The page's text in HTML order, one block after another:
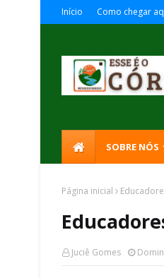
Início Como chegar
SOBRE NÓS
Página inicial
Juciê Gomes